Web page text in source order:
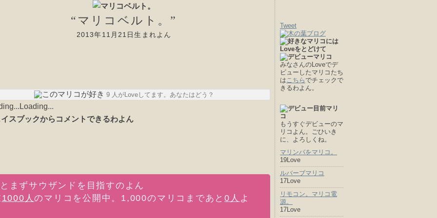
“マリコベルト。”
2013年11月21日生まれよん
9 人がLoveしてます。あなたはどう？
Loading...
1000人のマリコを公開中。1,000のマリコまであと0人 よ
Tweet
みなさんのLoveでデ
ビューしたマリコたち
はこちら でチェックで
きるわよん。
もうすぐデビューのマ
リコよん。ごひいき
に、よろしくね。
マリンバをマリコ。
19Love
ルバーブマリコ
17Love
リモコン。マリコ電
源。
17Love